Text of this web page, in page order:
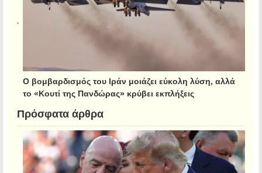
Ο βομβαρδισμός του Ιράν μοιάζει εύκολη λύση, αλλά
το «Κουτί της Πανδώρας» κρύβει εκπλήξεις
Πρόσφατα άρθρα